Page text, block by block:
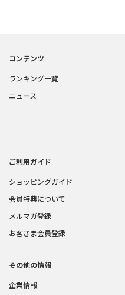
コンテンツ
ランキング一覧
ニュース
ご利用ガイド
ショッピングガイド
会員特典について
メルマガ登録
お客さま会員登録
その他の情報
企業情報